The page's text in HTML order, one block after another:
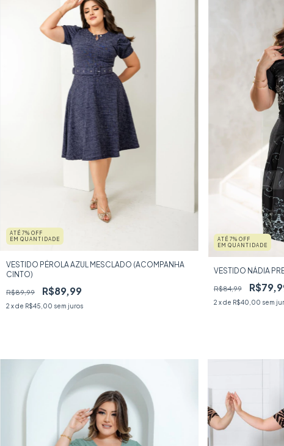
ATÉ 7% OFF
EM QUANTIDADE
VESTIDO PÉROLA AZUL MESCLADO (ACOMPANHA
CINTO)
R$89,99 R$89,99
2 x de R$45,00 sem juros
ATÉ 7% OFF
EM QUANTIDADE
VESTIDO NÁDIA
R$84,99
2 x de R$40,00 sem